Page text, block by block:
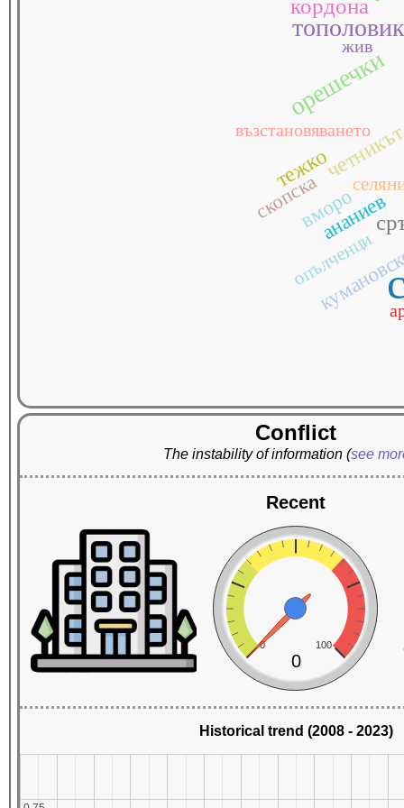
орешечки
тополовик
кордона
тежкочетникът
ананиев
вморо
скопска
опълченци
възстановяването
жив
Conflict
The instability of information (see
Recent
0 100
0
Historical trend (2008 - 2023)